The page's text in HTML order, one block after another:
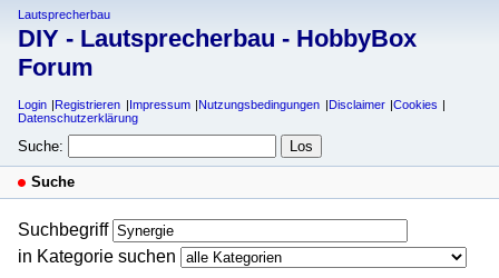
Lautsprecherbau
DIY - Lautsprecherbau - HobbyBox
Forum
Login Registrieren Impressum Nutzungsbedingungen Disclaimer
Cookies
Datenschutzerklärung
Suche:
Suche
Suchbegriff
in Kategorie suchen